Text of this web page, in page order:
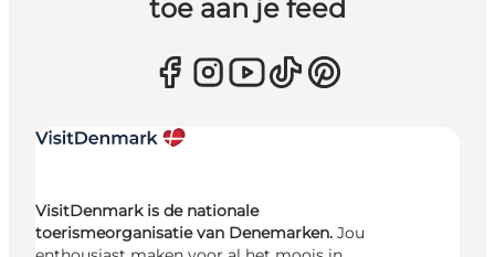
toe aan je feed
VisitDenmark is de nationale
toerismeorganisatie van Denemarken. Jou